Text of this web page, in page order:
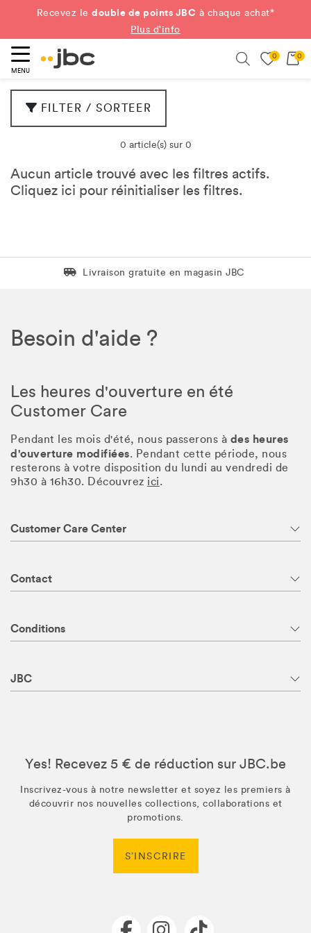
Recevez ledouble de points JBC à chaque achat*
Plus d'info
MENU
0 0
FILTER / SORTEER
0 article(s) sur 0
Aucun article trouvé avec les filtres actifs.
Cliquez ici pour réinitialiser les filtres.
Livraison gratuite en magasin JBC
Livraison gratuite en magasin JBC
Besoin d'aide ?
Les heures d'ouverture en été
Customer Care
Pendant les mois d'été, nous passerons à des heures
d'ouverture modifiées. Pendant cette période, nous
resterons à votre disposition du lundi au vendredi de
9h30 à 16h30. Découvrez ici.
Customer Care Center
Contact
Conditions
JBC
Yes! Recevez 5 € de réduction sur JBC.be
Inscrivez-vous à notre newsletter et soyez les premiers à
découvrir nos nouvelles collections, collaborations et
promotions.
S’INSCRIRE